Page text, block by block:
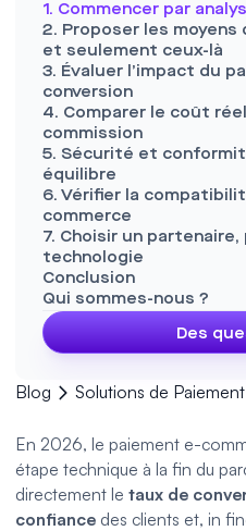
Blog Solutions de Paiement
En 2026, le paiement e-
étape technique à la fin du
directement le taux de
confiance des clients et, in
1. Commencer par
2. Proposer les
et seulement ceux-là
3. Évaluer l’impact du
conversion
4. Comparer le coût
commission
5. Sécurité et
équilibre
6. Vérifier la
commerce
7. Choisir un
technologie
Conclusion
Qui sommes-nous ?
Des